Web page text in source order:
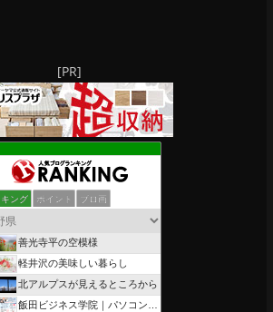
[PR]
ング ポイント ブロ画
善光寺平の空模様
軽井沢の美味しい暮らし
北アルプスが見えるところから
飯田ビジネス学院｜パソコン、簿記、公共職業訓練と求職者支援